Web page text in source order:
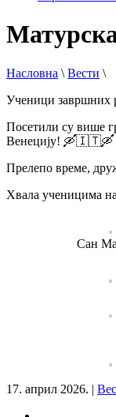
Насловна \ Вести \
Ученици завршних
Посетили су више
Венецију! 🛶🇮🇹🛶
Прелепо време,
Хвала ученицима
Сан
17. април 2026. |